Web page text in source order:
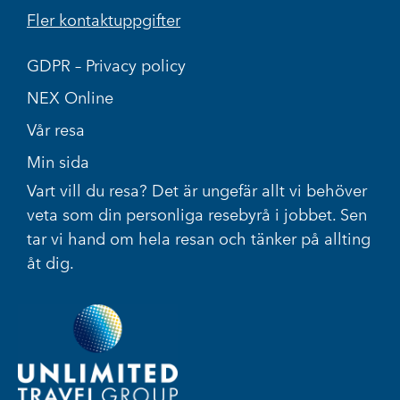
Fler kontaktuppgifter
GDPR – Privacy policy
NEX Online
Vår resa
Min sida
Vart vill du resa? Det är ungefär allt vi behöver
veta som din personliga resebyrå i jobbet. Sen
tar vi hand om hela resan och tänker på allting
åt dig.